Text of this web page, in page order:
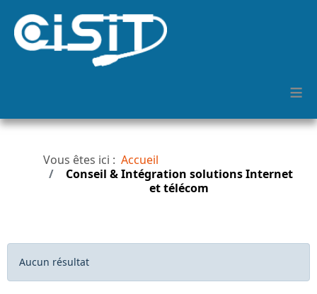
≡
Vous êtes ici : Accueil
Conseil & Intégration solutions Internet
et télécom
Info
Aucun résultat